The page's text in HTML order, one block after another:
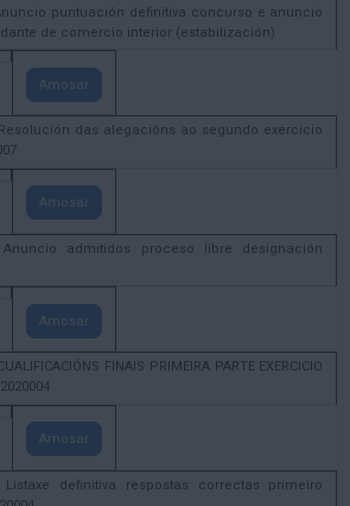
Anuncio puntuación definitiva concurso e anuncio
de comercio interior (estabilización)
Amosar
Resolución das alegacións ao segundo exercicio
Amosar
Anuncio admitidos proceso libre designación
Amosar
FINAIS PRIMEIRA PARTE EXERCICIO
Amosar
Listaxe definitiva respostas correctas primeiro